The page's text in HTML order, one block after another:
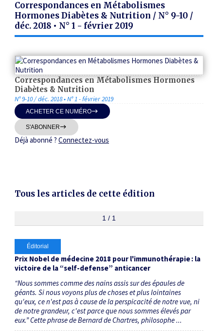
Publication
Thématiques
RECHERCHER
Correspondances en Métabolismes
Hormones Diabètes & Nutrition / N° 9-10 /
déc. 2018 • N° 1 - février 2019
Correspondances en Métabolismes Hormones
Diabètes & Nutrition
N° 9-10 / déc. 2018 • N° 1 - février 2019
ACHETER CE NUMÉRO
S'ABONNER
Déjà abonné ? Connectez-vous
Tous les articles de cette édition
1 / 1
Éditorial
Prix Nobel de médecine 2018 pour l'immunothérapie : la
victoire de la “self-defense” anticancer
“Nous sommes comme des nains assis sur des épaules de
géants. Si nous voyons plus de choses et plus lointaines
qu'eux, ce n'est pas à cause de la perspicacité de notre vue, ni
de notre grandeur, c'est parce que nous sommes élevés par
eux.” Cette phrase de Bernard de Chartres, philosophe ...